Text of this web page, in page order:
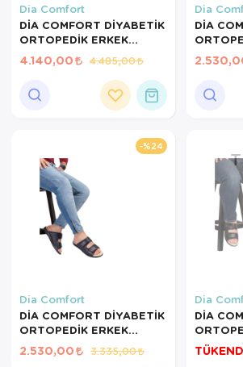
Dia Comfort
DİA COMFORT DİYABETİK
ORTOPEDİK ERKEK
AYAKKABI KAHVE-43
NUMARA
4.140,00 4.485,00
Dia
DİA
TERLİK
NUMARA
Dia Comfort
DİA COMFORT DİYABETİK
ORTOPEDİK ERKEK
TERLİK LACİVERT-42
NUMARA
2.530,00 3.335,00
%24
Dia
DİA
TERLİK
NUMARA